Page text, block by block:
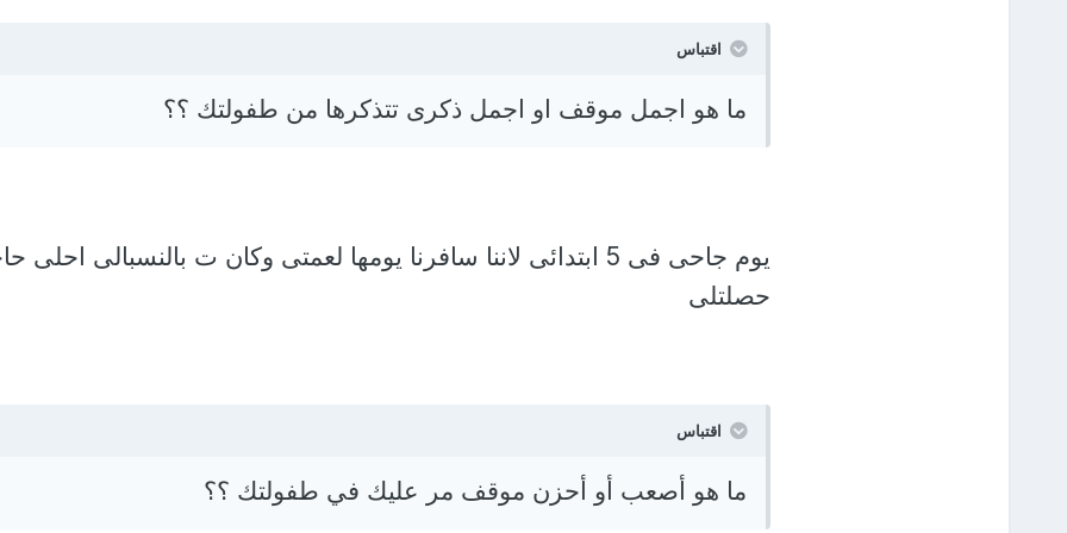
اقتباس
ما هو اجمل موقف او اجمل ذكرى تتذكرها من طفولتك ؟؟
يوم جاحى فى 5 ابتدائى لاننا سافرنا يومها لعمتى وكان ت بالنسبالى احلى
حصلتلى
اقتباس
ما هو أصعب أو أحزن موقف مر عليك في طفولتك ؟؟